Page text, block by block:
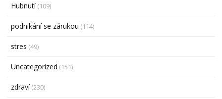
Hubnutí(109)
podnikání se zárukou (114)
stres (49)
Uncategorized (151)
zdraví(230)